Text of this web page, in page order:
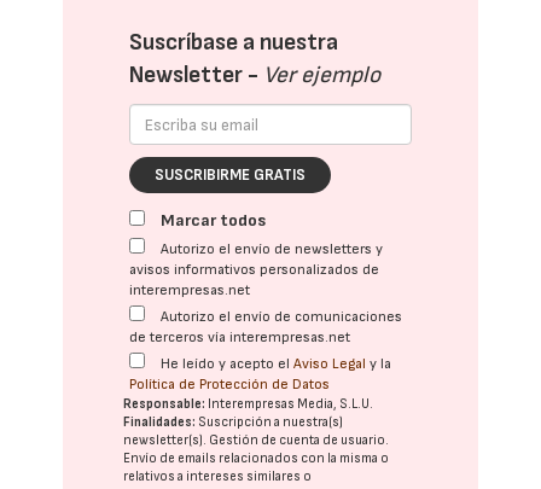
Suscríbase a nuestra
Newsletter - Ver ejemplo
SUSCRIBIRME GRATIS
Marcar todos
Autorizo el envío de newsletters y
avisos informativos personalizados de
interempresas.net
Autorizo el envío de comunicaciones
de terceros vía interempresas.net
He leído y acepto elAviso Legal y la
Política de Protección de Datos
Responsable: Interempresas Media, S.L.U.
Finalidades: Suscripción a nuestra(s)
newsletter(s). Gestión de cuenta de usuario.
Envío de emails relacionados con la misma o
relativos a intereses similares o